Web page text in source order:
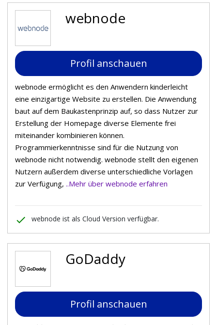
webnode
Profil anschauen
webnode ermöglicht es den Anwendern kinderleicht
eine einzigartige Website zu erstellen. Die Anwendung
baut auf dem Baukastenprinzip auf, so dass Nutzer zur
Erstellung der Homepage diverse Elemente frei
miteinander kombinieren können.
Programmierkenntnisse sind für die Nutzung von
webnode nicht notwendig. webnode stellt den eigenen
Nutzern außerdem diverse unterschiedliche Vorlagen
zur Verfügung, ..Mehr über webnode erfahren
done webnode ist als Cloud Version verfügbar.
GoDaddy
Profil anschauen